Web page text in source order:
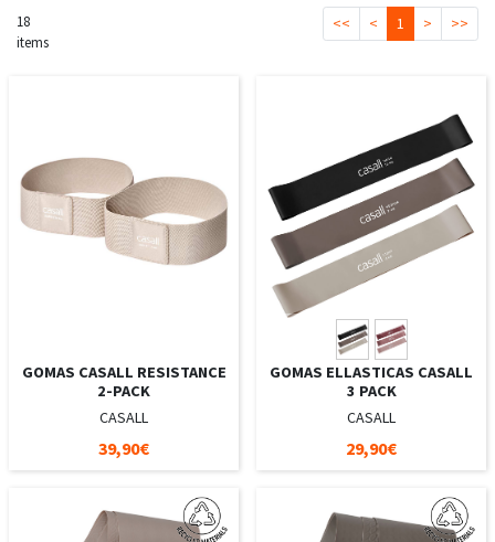
18
items
<< < 1 > >>
GOMAS CASALL RESISTANCE
2-PACK
CASALL
39,90€
GOMAS ELLASTICAS CASALL
3 PACK
CASALL
29,90€